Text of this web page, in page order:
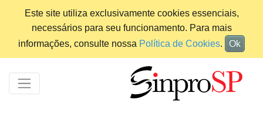
Este site utiliza exclusivamente cookies essenciais,
necessários para seu funcionamento. Para mais
informações, consulte nossa Política de Cookies. Ok